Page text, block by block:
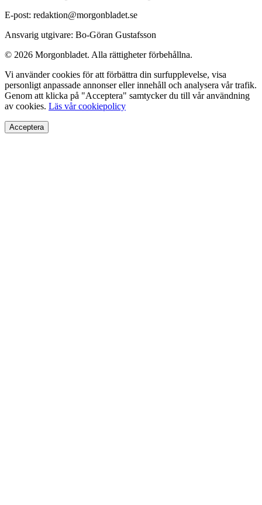
E-post: redaktion@morgonbladet.se
Ansvarig utgivare: Bo-Göran Gustafsson
© 2026 Morgonbladet. Alla rättigheter förbehållna.
Vi använder cookies för att förbättra din surfupplevelse, visa
personligt anpassade annonser eller innehåll och analysera vår trafik.
Genom att klicka på "Acceptera" samtycker du till vår användning
av cookies. Läs vår cookiepolicy
Acceptera